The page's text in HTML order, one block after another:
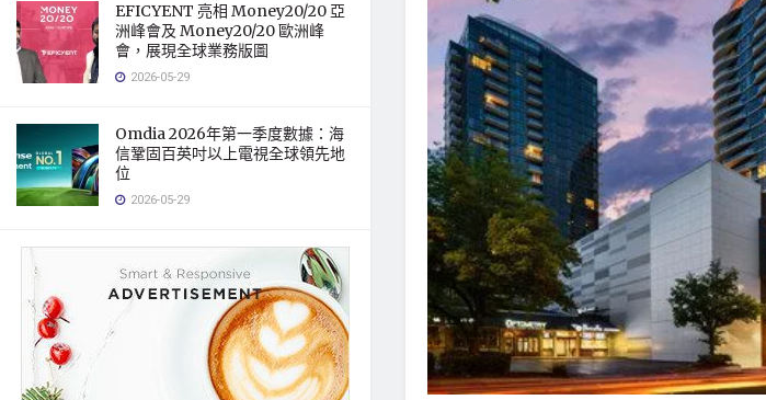
EFICYENT 亮相 Money20/20 亞
洲峰會及 Money20/20 歐洲峰
會，展現全球業務版圖
2026-05-29
Omdia 2026年第一季度數據：海
信鞏固百英吋以上電視全球領先地
位
2026-05-29